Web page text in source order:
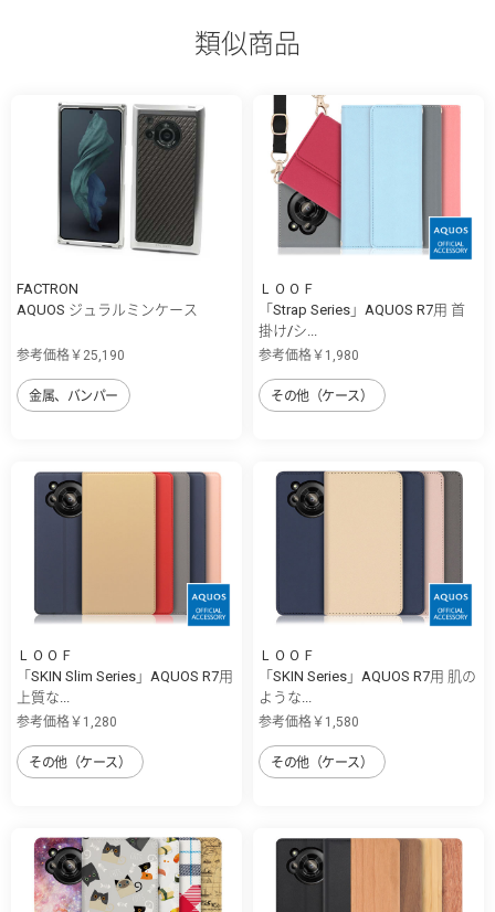
類似商品
FACTRON
AQUOS ジュラルミンケース
参考価格￥25,190
金属、バンパー
ＬＯＯＦ
「Strap Series」AQUOS R7用 首
掛け/シ...
参考価格￥1,980
その他（ケース）
ＬＯＯＦ
「SKIN Slim Series」AQUOS R7用
上質な...
参考価格￥1,280
その他（ケース）
ＬＯＯＦ
「SKIN Series」AQUOS R7用 肌の
ような...
参考価格￥1,580
その他（ケース）